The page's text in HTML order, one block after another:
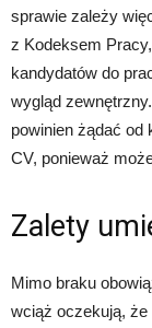
sprawie zależy
z Kodeksem
kandydatów do
wygląd
powinien żądać od
CV, ponieważ
Zalety
Mimo braku
wciąż oczekują, że